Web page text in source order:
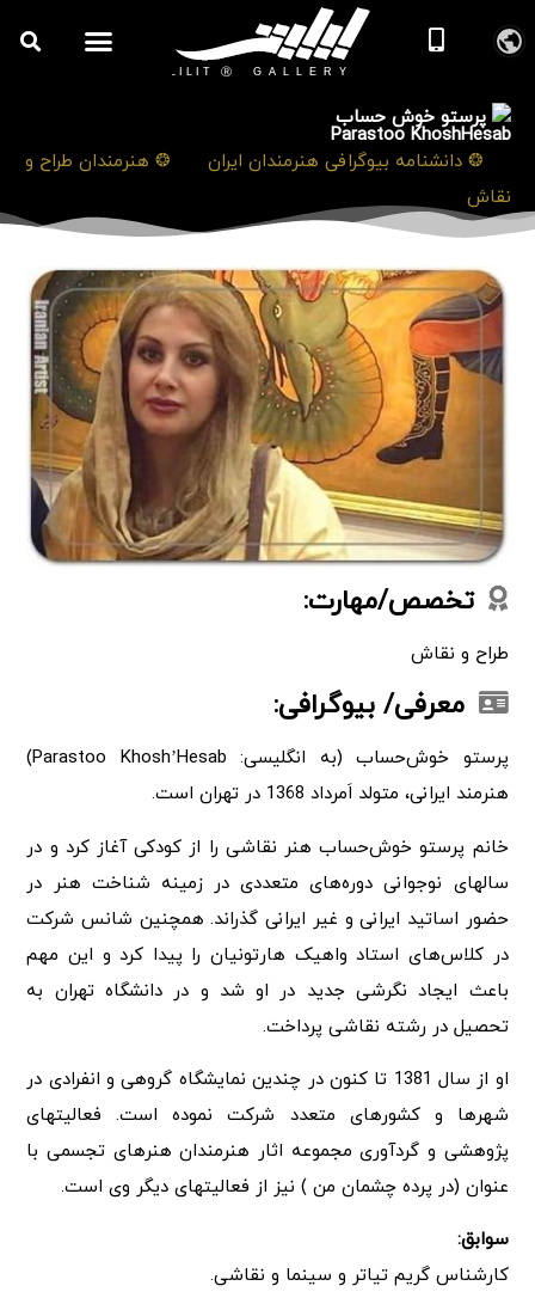
پرستو خوش حساب
Parastoo KhoshHesab
❂ دانشنامه بیوگرافی هنرمندان ایران
❂ هنرمندان طراح و
نقاش
تخصص/مهارت:
طراح و نقاش
معرفی/ بیوگرافی:
پرستو خوش‌حساب (به انگلیسی: Parastoo Khosh’Hesab)
هنرمند ایرانی، متولد اَمرداد 1368 در تهران است.
خانم پرستو خوش‌حساب هنر نقاشی را از کودکی آغاز کرد و در
سالهای نوجوانی دوره‌های متعددی در زمینه شناخت هنر در
حضور اساتید ایرانی و غیر ایرانی گذراند. همچنین شانس شرکت
در کلاس‌های استاد واهیک هارتونیان را پیدا کرد و این مهم
باعث ایجاد نگرشی جدید در او شد و در دانشگاه تهران به
تحصیل در رشته نقاشی پرداخت.
او از سال 1381 تا کنون در چندین نمایشگاه گروهی و انفرادی در
شهرها و کشورهای متعدد شرکت نموده است. فعالیتهای
پژوهشی و گردآوری مجموعه اثار هنرمندان هنرهای تجسمی با
عنوان (در پرده چشمان من ) نیز از فعالیتهای دیگر وی است.
سوابق:
کارشناس گریم تیاتر و سینما و نقاشی.